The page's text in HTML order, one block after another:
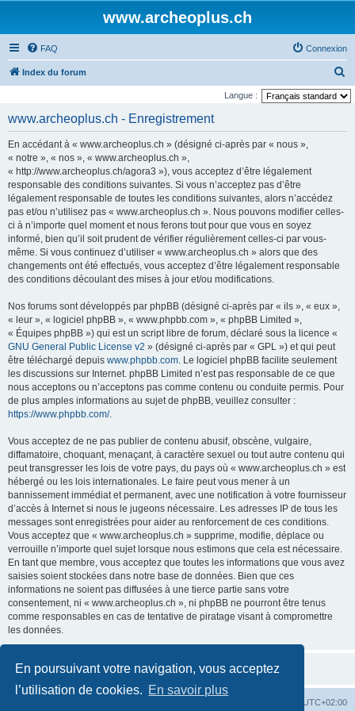
En poursuivant votre navigation, vous acceptez
l’utilisation de cookies. En savoir plus
www.archeoplus.ch
FAQ Connexion
Index du forum
e
Langue :
www.archeoplus.ch - Enregistrement
En accédant à « www.archeoplus.ch » (désigné ci-après par « nous »,
« notre », « nos », « www.archeoplus.ch »,
« http://www.archeoplus.ch/agora3 »), vous acceptez d’être légalement
responsable des conditions suivantes. Si vous n’acceptez pas d’être
légalement responsable de toutes les conditions suivantes, alors n’accédez
pas et/ou n’utilisez pas « www.archeoplus.ch ». Nous pouvons modifier celles-
ci à n’importe quel moment et nous ferons tout pour que vous en soyez
informé, bien qu’il soit prudent de vérifier régulièrement celles-ci par vous-
même. Si vous continuez d’utiliser « www.archeoplus.ch » alors que des
changements ont été effectués, vous acceptez d’être légalement responsable
des conditions découlant des mises à jour et/ou modifications.
Nos forums sont développés par phpBB (désigné ci-après par « ils », « eux »,
« leur », « logiciel phpBB », « www.phpbb.com », « phpBB Limited »,
« Équipes phpBB ») qui est un script libre de forum, déclaré sous la licence «
GNU General Public License v2 » (désigné ci-après par « GPL ») et qui peut
être téléchargé depuis www.phpbb.com. Le logiciel phpBB facilite seulement
les discussions sur Internet. phpBB Limited n’est pas responsable de ce que
nous acceptons ou n’acceptons pas comme contenu ou conduite permis. Pour
de plus amples informations au sujet de phpBB, veuillez consulter :
https://www.phpbb.com/.
Vous acceptez de ne pas publier de contenu abusif, obscène, vulgaire,
diffamatoire, choquant, menaçant, à caractère sexuel ou tout autre contenu qui
peut transgresser les lois de votre pays, du pays où « www.archeoplus.ch » est
hébergé ou les lois internationales. Le faire peut vous mener à un
bannissement immédiat et permanent, avec une notification à votre fournisseur
d’accès à Internet si nous le jugeons nécessaire. Les adresses IP de tous les
messages sont enregistrées pour aider au renforcement de ces conditions.
Vous acceptez que « www.archeoplus.ch » supprime, modifie, déplace ou
verrouille n’importe quel sujet lorsque nous estimons que cela est nécessaire.
En tant que membre, vous acceptez que toutes les informations que vous avez
saisies soient stockées dans notre base de données. Bien que ces
informations ne soient pas diffusées à une tierce partie sans votre
consentement, ni « www.archeoplus.ch », ni phpBB ne pourront être tenus
comme responsables en cas de tentative de piratage visant à compromettre
les données.
UTC+02:00